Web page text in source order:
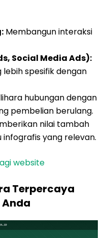
Membangun interaksi
Social Media Ads):
lebih spesifik dengan
hubungan dengan
pembelian berulang.
nilai tambah
infografis yang relevan.
website
Terpercaya